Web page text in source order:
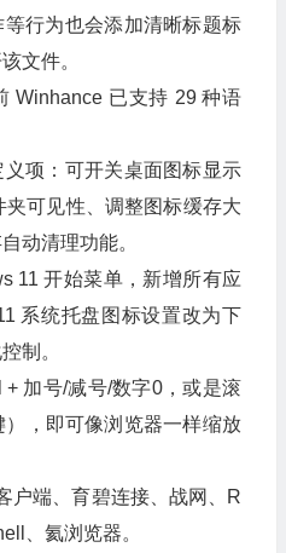
行为也会添加清晰标题标
文件。
Winhance 已支持 29 种语
项：可开关桌面图标显示
夹可见性、调整图标缓存大
动清理功能。
11 开始菜单，新增所有应
系统托盘图标设置改为下
制。
加号/减号/数字0，或是滚
，即可像浏览器一样缩放
户端、育碧连接、战网、R
、氦浏览器。